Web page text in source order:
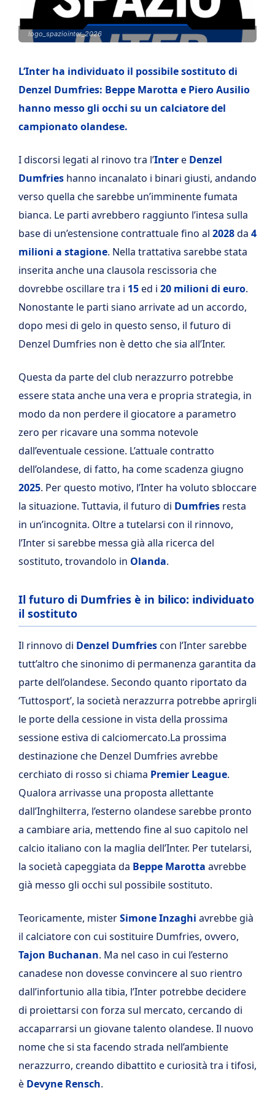
logo_spaziointer_2026
L’Inter ha individuato il possibile sostituto di
Denzel Dumfries: Beppe Marotta e Piero Ausilio
hanno messo gli occhi su un calciatore del
campionato olandese.
I discorsi legati al rinovo tra l’Intere Denzel
Dumfries hanno incanalato i binari giusti, andando
verso quella che sarebbe un’imminente fumata
bianca. Le parti avrebbero raggiunto l’intesa sulla
base di un’estensione contrattuale fino al 2028da 4
milioni a stagione. Nella trattativa sarebbe stata
inserita anche una clausola rescissoria che
dovrebbe oscillare tra i 15ed i 20 milioni di euro.
Nonostante le parti siano arrivate ad un accordo,
dopo mesi di gelo in questo senso, il futuro di
Denzel Dumfries non è detto che sia all’Inter.
Questa da parte del club nerazzurro potrebbe
essere stata anche una vera e propria strategia, in
modo da non perdere il giocatore a parametro
zero per ricavare una somma notevole
dall’eventuale cessione. L’attuale contratto
dell’olandese, di fatto, ha come scadenza giugno
2025. Per questo motivo, l’Inter ha voluto sbloccare
la situazione. Tuttavia, il futuro di Dumfries resta
in un’incognita. Oltre a tutelarsi con il rinnovo,
l’Inter si sarebbe messa già alla ricerca del
sostituto, trovandolo in Olanda.
Il futuro di Dumfries è in bilico: individuato
il sostituto
Il rinnovo di Denzel Dumfriescon l’Inter sarebbe
tutt’altro che sinonimo di permanenza garantita da
parte dell’olandese. Secondo quanto riportato da
‘Tuttosport’, la società nerazzurra potrebbe aprirgli
le porte della cessione in vista della prossima
sessione estiva di calciomercato.La prossima
destinazione che Denzel Dumfries avrebbe
cerchiato di rosso si chiama Premier League.
Qualora arrivasse una proposta allettante
dall’Inghilterra, l’esterno olandese sarebbe pronto
a cambiare aria, mettendo fine al suo capitolo nel
calcio italiano con la maglia dell’Inter. Per tutelarsi,
la società capeggiata da Beppe Marotta avrebbe
già messo gli occhi sul possibile sostituto.
Teoricamente, misterSimone Inzaghi avrebbe già
il calciatore con cui sostituire Dumfries, ovvero,
Tajon Buchanan. Ma nel caso in cui l’esterno
canadese non dovesse convincere al suo rientro
dall’infortunio alla tibia, l’Inter potrebbe decidere
di proiettarsi con forza sul mercato, cercando di
accaparrarsi un giovane talento olandese. Il nuovo
nome che si sta facendo strada nell’ambiente
nerazzurro, creando dibattito e curiosità tra i tifosi,
è Devyne Rensch.